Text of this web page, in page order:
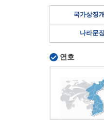
국가상징
나라문
연호